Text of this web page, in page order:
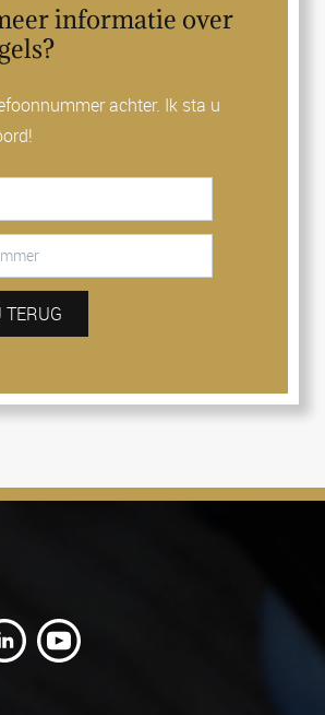
informatie over
achter. Ik sta u